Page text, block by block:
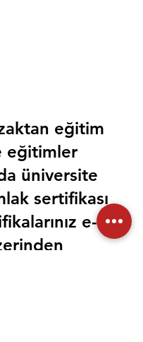
eğitim
eğitimler
üniversite
sertifikası
e-